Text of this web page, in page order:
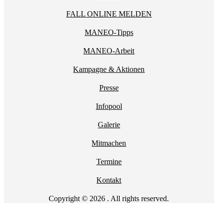
FALL ONLINE MELDEN
MANEO-Tipps
MANEO-Arbeit
Kampagne & Aktionen
Presse
Infopool
Galerie
Mitmachen
Termine
Kontakt
Copyright © 2026 . All rights reserved.